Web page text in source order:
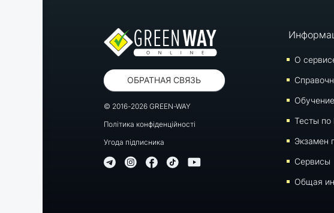
ОБРАТНАЯ СВЯЗЬ
© 2016-2026 GREEN-WAY
Політика конфіденційності
Угода підписника
О
Тесты
Экзамен
Сервисы
Общая